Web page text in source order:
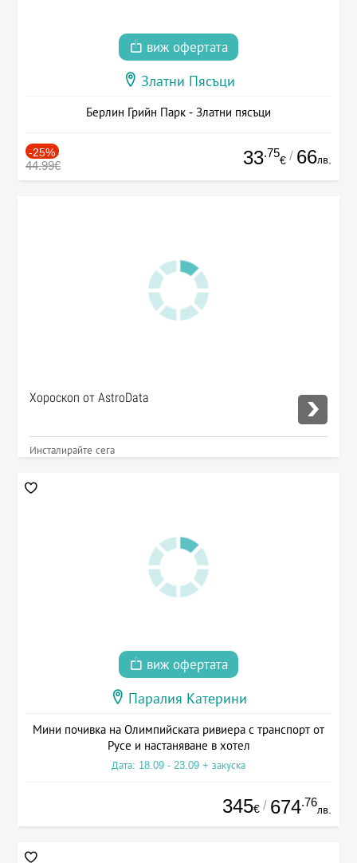
виж офертата
Златни Пясъци
Берлин Грийн Парк - Златни пясъци
-25%
44.99€ 33.75
€ / 66лв.
Хороскоп от AstroData
Инсталирайте сега
виж офертата
Паралия Катерини
Мини почивка на Олимпийската ривиера с транспорт от
Русе и настаняване в хотел
Дата: 18.09 - 23.09 + закуска
345€ / 674.76
лв.